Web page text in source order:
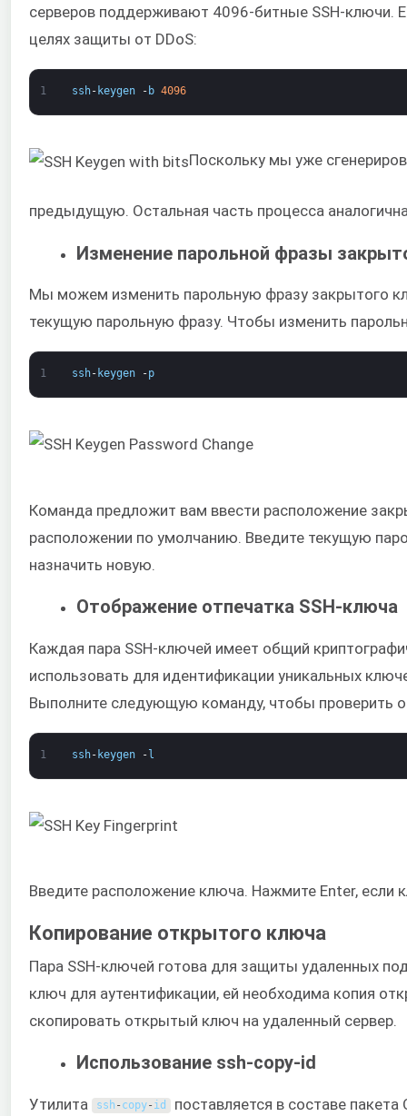
серверов поддерживают 4096-битные SSH-ключи.
целях защиты от DDoS:
1 ssh- keygen - b 4096
Поскольку мы уже
предыдущую. Остальная часть процесса
Изменение парольной фразы
Мы можем изменить парольную фразу закрытого
текущую парольную фразу. Чтобы изменить
1 ssh- keygen -p
Команда предложит вам ввести расположение
расположении по умолчанию. Введите текущую
назначить новую.
Отображение отпечатка SSH-ключа
Каждая пара SSH-ключей имеет общий
использовать для идентификации уникальных
Выполните следующую команду, чтобы проверить
1 ssh- keygen - l
Введите расположение ключа. Нажмите Enter, если
Копирование открытого ключа
Пара SSH-ключей готова для защиты удаленных
ключ для аутентификации, ей необходима копия
скопировать открытый ключ на удаленный сервер.
Использование ssh-copy-id
Утилита ssh - copy- id поставляется в составе